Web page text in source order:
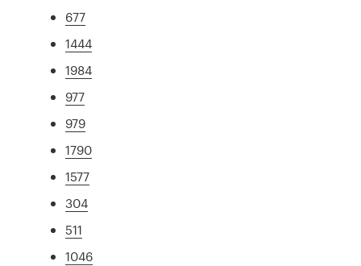
677
1444
1984
977
979
1790
1577
304
511
1046